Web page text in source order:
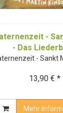
-
- Das
- Sankt
13,90 € *
Mehr